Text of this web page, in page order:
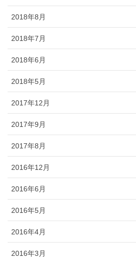
2018年8月
2018年7月
2018年6月
2018年5月
2017年12月
2017年9月
2017年8月
2016年12月
2016年6月
2016年5月
2016年4月
2016年3月